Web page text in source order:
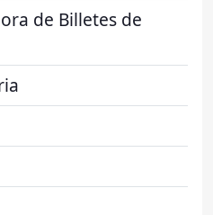
de Billetes de